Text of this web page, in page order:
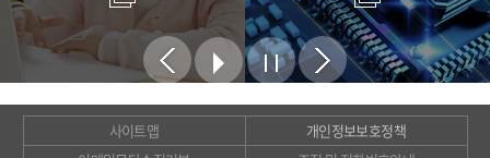
사이트맵
개인정보보호정책